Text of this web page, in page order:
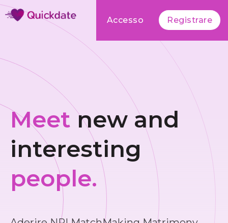
Accesso Registrare
Meet new and
interesting
people.